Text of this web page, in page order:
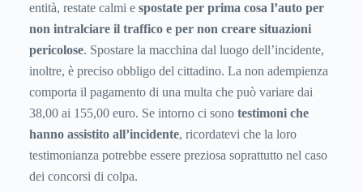
entità, restate calmi e spostate per prima cosa l’auto per
non intralciare il traffico e per non creare situazioni
pericolose. Spostare la macchina dal luogo dell’incidente,
inoltre, è preciso obbligo del cittadino. La non adempienza
comporta il pagamento di una multa che può variare dai
38,00 ai 155,00 euro. Se intorno ci sono testimoni che
hanno assistito all’incidente, ricordatevi che la loro
testimonianza potrebbe essere preziosa soprattutto nel caso
dei concorsi di colpa.